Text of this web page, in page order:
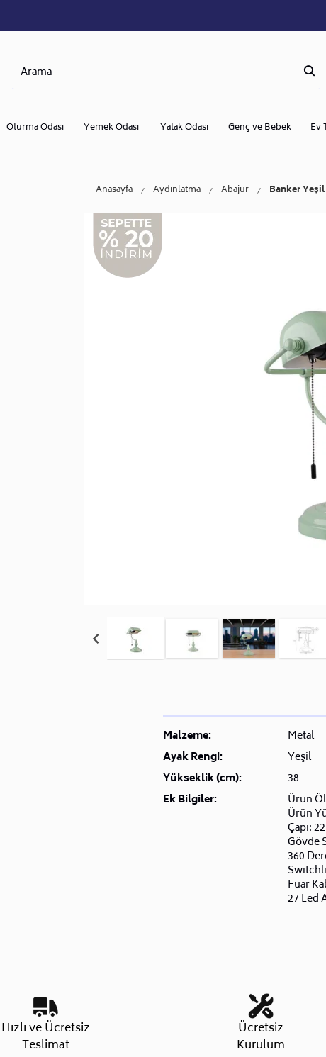
Oturma Odası Yemek Odası Yatak Odası Genç ve Bebek Ev
Anasayfa Aydınlatma Abajur Banker Yeşil
Malzeme:
Metal
Ayak Rengi:
Yeşil
Yükseklik (cm):
38
Ek Bilgiler:
Ürün
Ürün
Çapı:
Gövde
360
Fuar
27 Led
Hızlı ve Ücretsiz
Teslimat
Ücretsiz
Kurulum